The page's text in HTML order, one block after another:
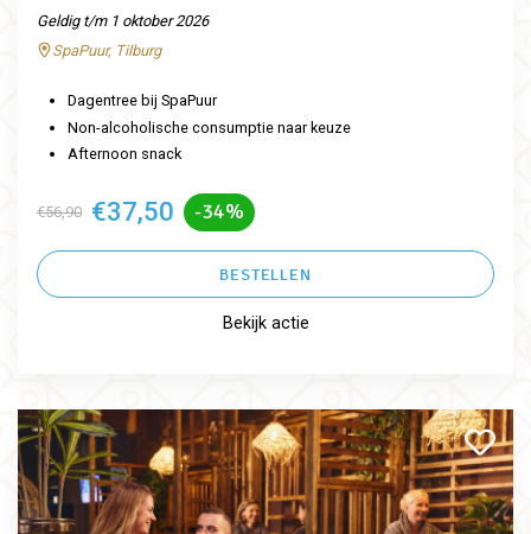
Geldig t/m 1 oktober 2026
SpaPuur, Tilburg
Dagentree bij SpaPuur
Non-alcoholische consumptie naar keuze
Afternoon snack
€56,90 €37,50 -34%
BESTELLEN
Bekijk actie